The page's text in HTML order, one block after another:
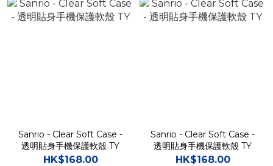
Sanrio - Clear Soft Case -
透明貼身手機保護軟殼 TY
HK$168.00
Sanrio - Clear Soft Case -
透明貼身手機保護軟殼 TY
HK$168.00